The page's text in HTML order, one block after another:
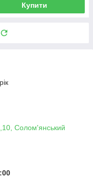
Купити
Солом'янський